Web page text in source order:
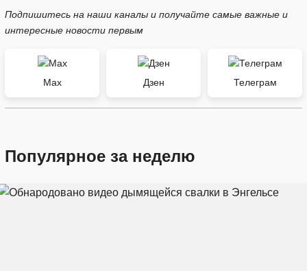
Подпишитесь на наши каналы и получайте самые важные и
интересные новости первым
Max Дзен Телеграм
Популярное за неделю